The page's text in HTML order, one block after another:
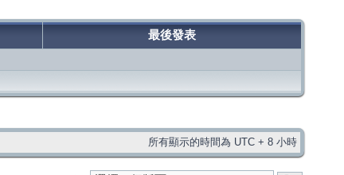
最後發表
所有顯示的時間為 UTC + 8 小時